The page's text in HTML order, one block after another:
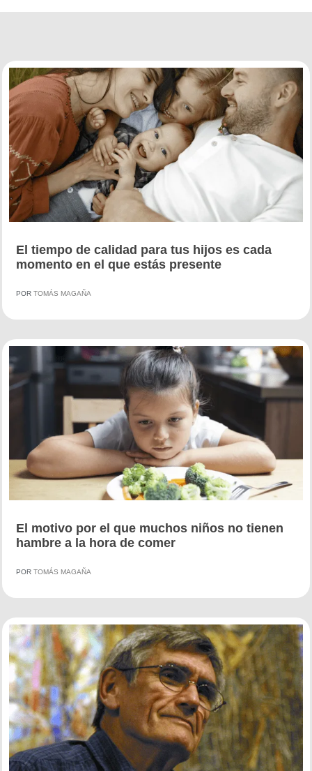
El tiempo de calidad para tus hijos es cada
momento en el que estás presente
POR TOMÁS MAGAÑA
El motivo por el que muchos niños no tienen
hambre a la hora de comer
POR TOMÁS MAGAÑA